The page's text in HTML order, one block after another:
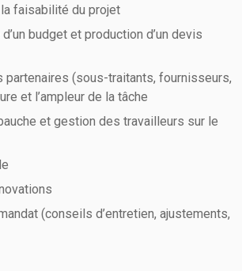
faisabilité du projet
budget et production d’un devis
partenaires (sous-traitants, fournisseurs,
et l’ampleur de la tâche
et gestion des travailleurs sur le
(conseils d’entretien, ajustements,